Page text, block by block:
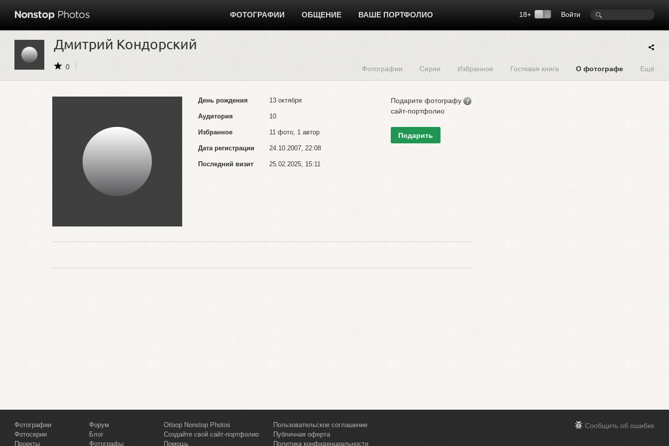
Войти
18+
ФОТОГРАФИИ ОБЩЕНИЕ ВАШЕ ПОРТФОЛИО
Дмитрий Кондорский
0 Фотографии Серии Избранное Гостевая книга О фотографе Ещё
День рождения 13 октября
Аудитория 10
Избранное 11 фото, 1 автор
Дата регистрации 24.10.2007, 22:08
Последний визит 25.02.2025, 15:11
Подарите фотографу
сайт-портфолио
Подарить
Фотографии
Фотосерии
Проекты
Форум
Блог
Фотографы
Обзор Nonstop Photos
Создайте свой сайт-портфолио
Помощь
Пользовательское соглашение
Публичная оферта
Политика конфиденциальности
Сообщить об ошибке